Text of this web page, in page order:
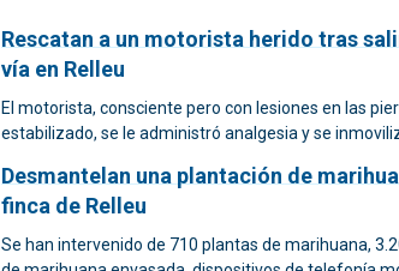
Rescatan a un motorista herido tras
vía en Relleu
El motorista, consciente pero con lesiones en las
estabilizado, se le administró analgesia y se
Desmantelan una plantación de
finca de Relleu
Se han intervenido de 710 plantas de marihuana,